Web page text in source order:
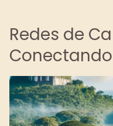
Redes de